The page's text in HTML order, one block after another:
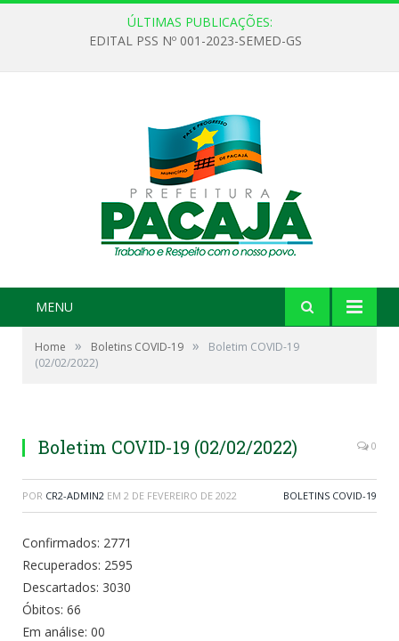
ÚLTIMAS PUBLICAÇÕES:
EDITAL PSS Nº 001-2023-SEMED-GS
MENU
Home » Boletins COVID-19 »
Boletim COVID-19
(02/02/2022)
Boletim COVID-19 (02/02/2022) 0
POR CR2-ADMIN2 EM 2 DE FEVEREIRO DE 2022 BOLETINS COVID-19
Confirmados: 2771
Recuperados: 2595
Descartados: 3030
Óbitos: 66
Em análise: 00